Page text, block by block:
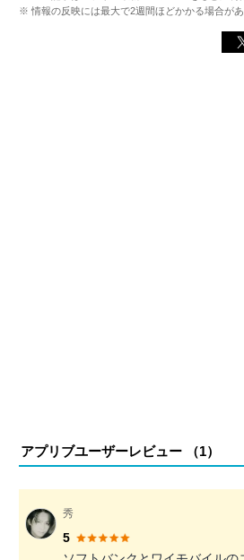
グ能力検定1級、漢字検定2級を
を、ツールにある便利さを伝わ
※ 情報の反映には最大で2週間ほどかかる場合が
アプリブユーザーレビュー （1）
秀
5